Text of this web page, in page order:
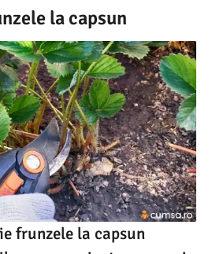
la capsun
frunzele la capsun